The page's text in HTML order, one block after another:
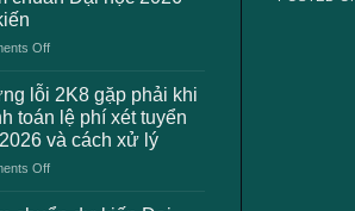
Offon
sách
trường
công
bố
điểm
Đại
lỗi 2K8 gặp phải khi
toán lệ phí xét tuyển
và cách xử lý
Offon
lỗi